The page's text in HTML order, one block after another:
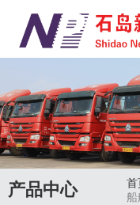
产品中心 首
船